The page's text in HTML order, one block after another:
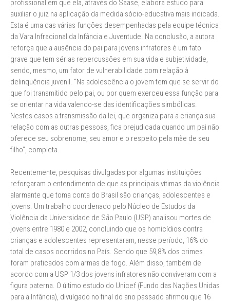
profissional em que ela, através do Saase, elabora estudo para
auxiliar o juiz na aplicação da medida sócio-educativa mais indicada.
Esta é uma das várias funções desempenhadas pela equipe técnica
da Vara Infracional da Infância e Juventude. Na conclusão, a autora
reforça que a ausência do pai para jovens infratores é um fato
grave que tem sérias repercussões em sua vida e subjetividade,
sendo, mesmo, um fator de vulnerabilidade com relação à
delinqüência juvenil. “Na adolescência o jovem tem que se servir do
que foi transmitido pelo pai, ou por quem exerceu essa função para
se orientar na vida valendo-se das identificações simbólicas.
Nestes casos a transmissão da lei, que organiza para a criança sua
relação com as outras pessoas, fica prejudicada quando um pai não
oferece seu sobrenome, seu amor e o respeito pela mãe de seu
filho”, completa.
Recentemente, pesquisas divulgadas por algumas instituições
reforçaram o entendimento de que as principais vítimas da violência
alarmante que toma conta do Brasil são crianças, adolescentes e
jovens. Um trabalho coordenado pelo Núcleo de Estudos da
Violência da Universidade de São Paulo (USP) analisou mortes de
jovens entre 1980 e 2002, concluindo que os homicídios contra
crianças e adolescentes representaram, nesse período, 16% do
total de casos ocorridos no País. Sendo que 59,8% dos crimes
foram praticados com armas de fogo. Além disso, também de
acordo com a USP 1/3 dos jovens infratores não conviveram com a
figura paterna. O último estudo do Unicef (Fundo das Nações Unidas
para a Infância), divulgado no final do ano passado afirmou que 16